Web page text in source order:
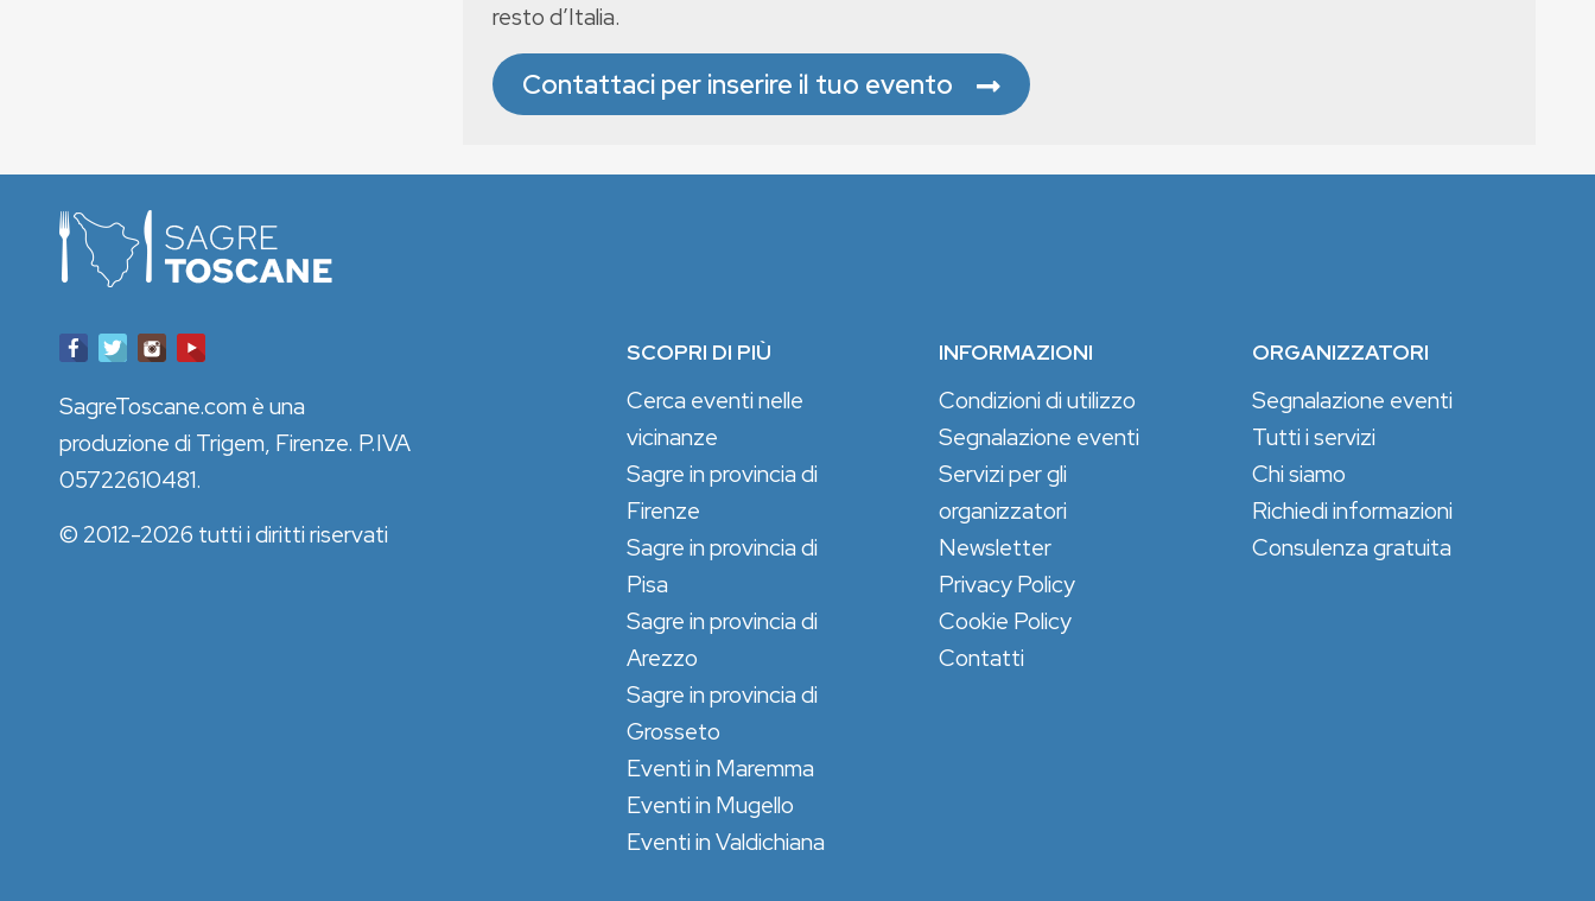
resto d’Italia.
Contattaci per inserire il tuo evento
SCOPRI DI PIÙ
Cerca eventi nelle
vicinanze
Sagre in provincia di
Firenze
Sagre in provincia di
Pisa
Sagre in provincia di
Arezzo
Sagre in provincia di
Grosseto
Eventi in Maremma
Eventi in Mugello
Eventi in Valdichiana
INFORMAZIONI
Condizioni di utilizzo
Segnalazione eventi
Servizi per gli
organizzatori
Newsletter
Privacy Policy
Cookie Policy
Contatti
ORGANIZZATORI
Segnalazione eventi
Tutti i servizi
Chi siamo
Richiedi informazioni
Consulenza gratuita
SagreToscane.com è una
produzione di Trigem, Firenze. P.IVA
05722610481.
© 2012-2026 tutti i diritti riservati